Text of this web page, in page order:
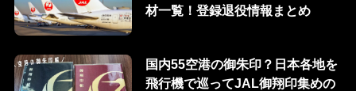
材一覧！登録退役情報まとめ
国内55空港の御朱印？日本各地を
飛行機で巡ってJAL御翔印集めの